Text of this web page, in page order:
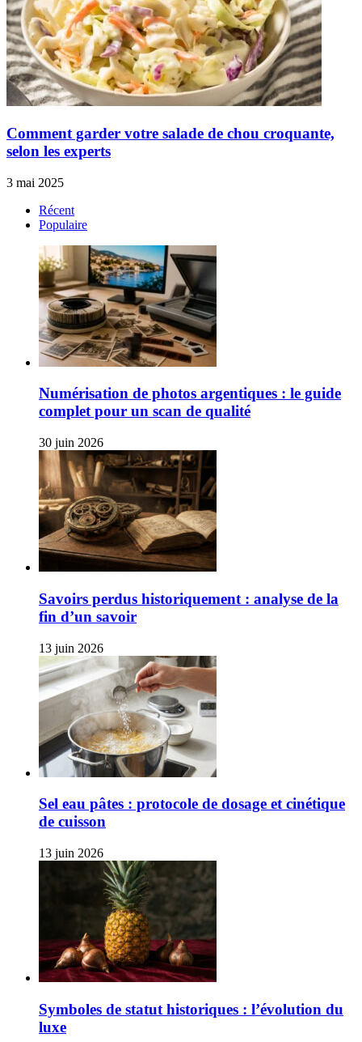
Comment garder votre salade de chou croquante,
selon les experts
3 mai 2025
Récent
Populaire
Numérisation de photos argentiques : le guide
complet pour un scan de qualité
30 juin 2026
Savoirs perdus historiquement : analyse de la
fin d’un savoir
13 juin 2026
Sel eau pâtes : protocole de dosage et cinétique
de cuisson
13 juin 2026
Symboles de statut historiques : l’évolution du
luxe